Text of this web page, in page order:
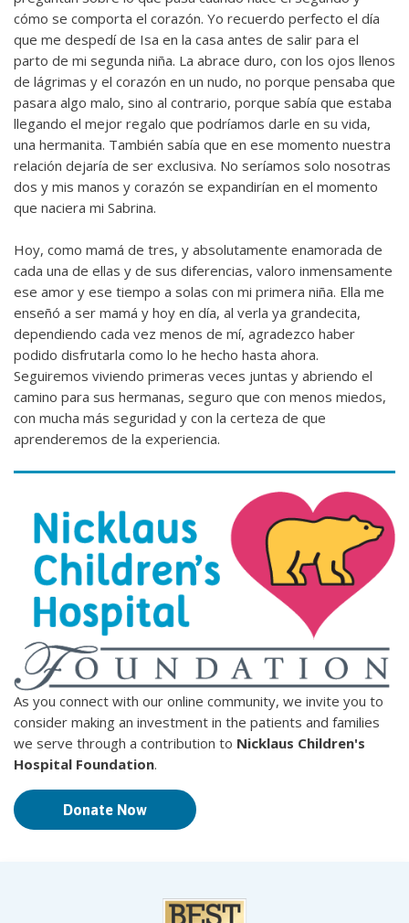
cómo se comporta el corazón. Yo recuerdo perfecto el día
que me despedí de Isa en la casa antes de salir para el
parto de mi segunda niña. La abrace duro, con los ojos llenos
de lágrimas y el corazón en un nudo, no porque pensaba que
pasara algo malo, sino al contrario, porque sabía que estaba
llegando el mejor regalo que podríamos darle en su vida,
una hermanita. También sabía que en ese momento nuestra
relación dejaría de ser exclusiva. No seríamos solo nosotras
dos y mis manos y corazón se expandirían en el momento
que naciera mi Sabrina.
Hoy, como mamá de tres, y absolutamente enamorada de
cada una de ellas y de sus diferencias, valoro inmensamente
ese amor y ese tiempo a solas con mi primera niña. Ella me
enseñó a ser mamá y hoy en día, al verla ya grandecita,
dependiendo cada vez menos de mí, agradezco haber
podido disfrutarla como lo he hecho hasta ahora.
Seguiremos viviendo primeras veces juntas y abriendo el
camino para sus hermanas, seguro que con menos miedos,
con mucha más seguridad y con la certeza de que
aprenderemos de la experiencia.
As you connect with our online community, we invite you to
consider making an investment in the patients and families
we serve through a contribution to Nicklaus Children's
Hospital Foundation.
Donate Now